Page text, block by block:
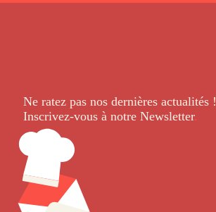
Ne ratez pas nos dernièresactualités !
Inscrivez-vous à notre Newsletter.